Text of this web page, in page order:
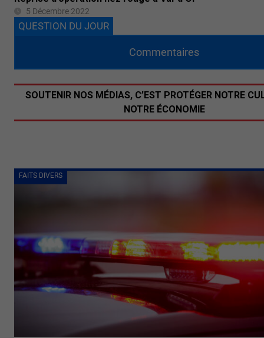
5 Décembre 2022
FAITS DIVERS
QUESTION DU JOUR
Commentaires
SOUTENIR NOS MÉDIAS, C’EST PROTÉGER NOTRE
NOTRE ÉCONOMIE